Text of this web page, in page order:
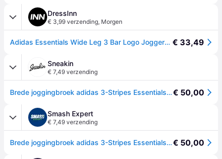
DressInn
€ 3,99 verzending, Morgen
Adidas Essentials Wide Leg 3 Bar Logo Joggers Grijs L / Regular Man € 33,49
Sneakin
€ 7,49 verzending
Brede joggingbroek adidas 3-Stripes Essentials - Gris - L€ 50,00
Smash Expert
€ 7,49 verzending
Brede joggingbroek adidas 3-Stripes Essentials - Gris€ 50,00